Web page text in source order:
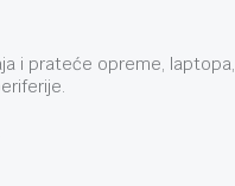
i prateće opreme, laptopa,